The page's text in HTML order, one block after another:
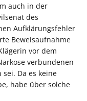
auch in der
des
Aufklärungsfehler
Beweisaufnahme
vor dem
verbundenen
Da es keine
habe über solche